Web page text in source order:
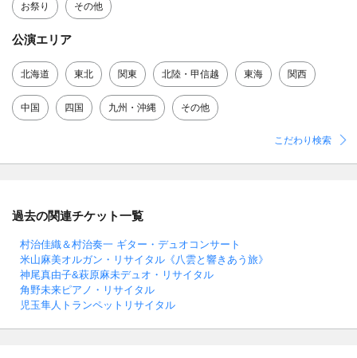
お祭り その他
公演エリア
北海道 東北 関東 北陸・甲信越 東海 関西
中国 四国 九州・沖縄 その他
こだわり検索
過去の関連チケット一覧
村治佳織＆村治奏一 ギター・デュオコンサート
米山麻美オルガン・リサイタル《八雲と響きあう旅》
神尾真由子&萩原麻未デュオ・リサイタル
角野未来ピアノ・リサイタル
児玉隼人トランペットリサイタル